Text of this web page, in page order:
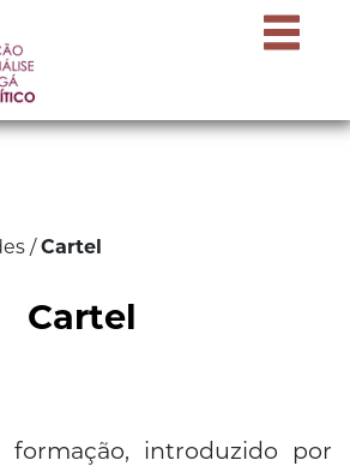
/Cartel
Cartel
formação, introduzido por